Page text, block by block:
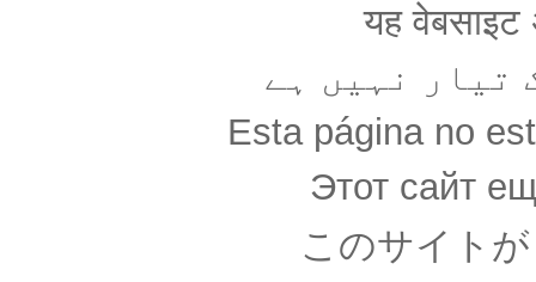
यह वेबसाइट
تیار نہیں ہے
Esta página no
Этот сайт
このサイト